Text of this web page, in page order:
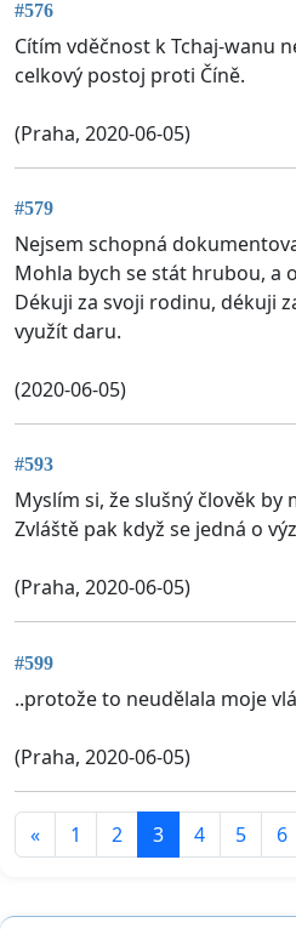
#576
Cítím vděčnost k Tchaj-wanu
celkový postoj proti Číně.
(Praha, 2020-06-05)
#579
Nejsem schopná
Mohla bych se stát hrubou, a
Dékuji za svoji rodinu, dékuji
využít daru.
(2020-06-05)
#593
Myslím si, že slušný člověk by
Zvláště pak když se jedná o
(Praha, 2020-06-05)
#599
..protože to neudělala moje
(Praha, 2020-06-05)
« 1 2 3 4 5 6